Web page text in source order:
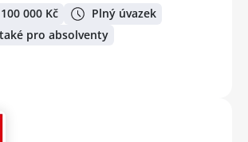
000 Kč
Plný úvazek
pro absolventy